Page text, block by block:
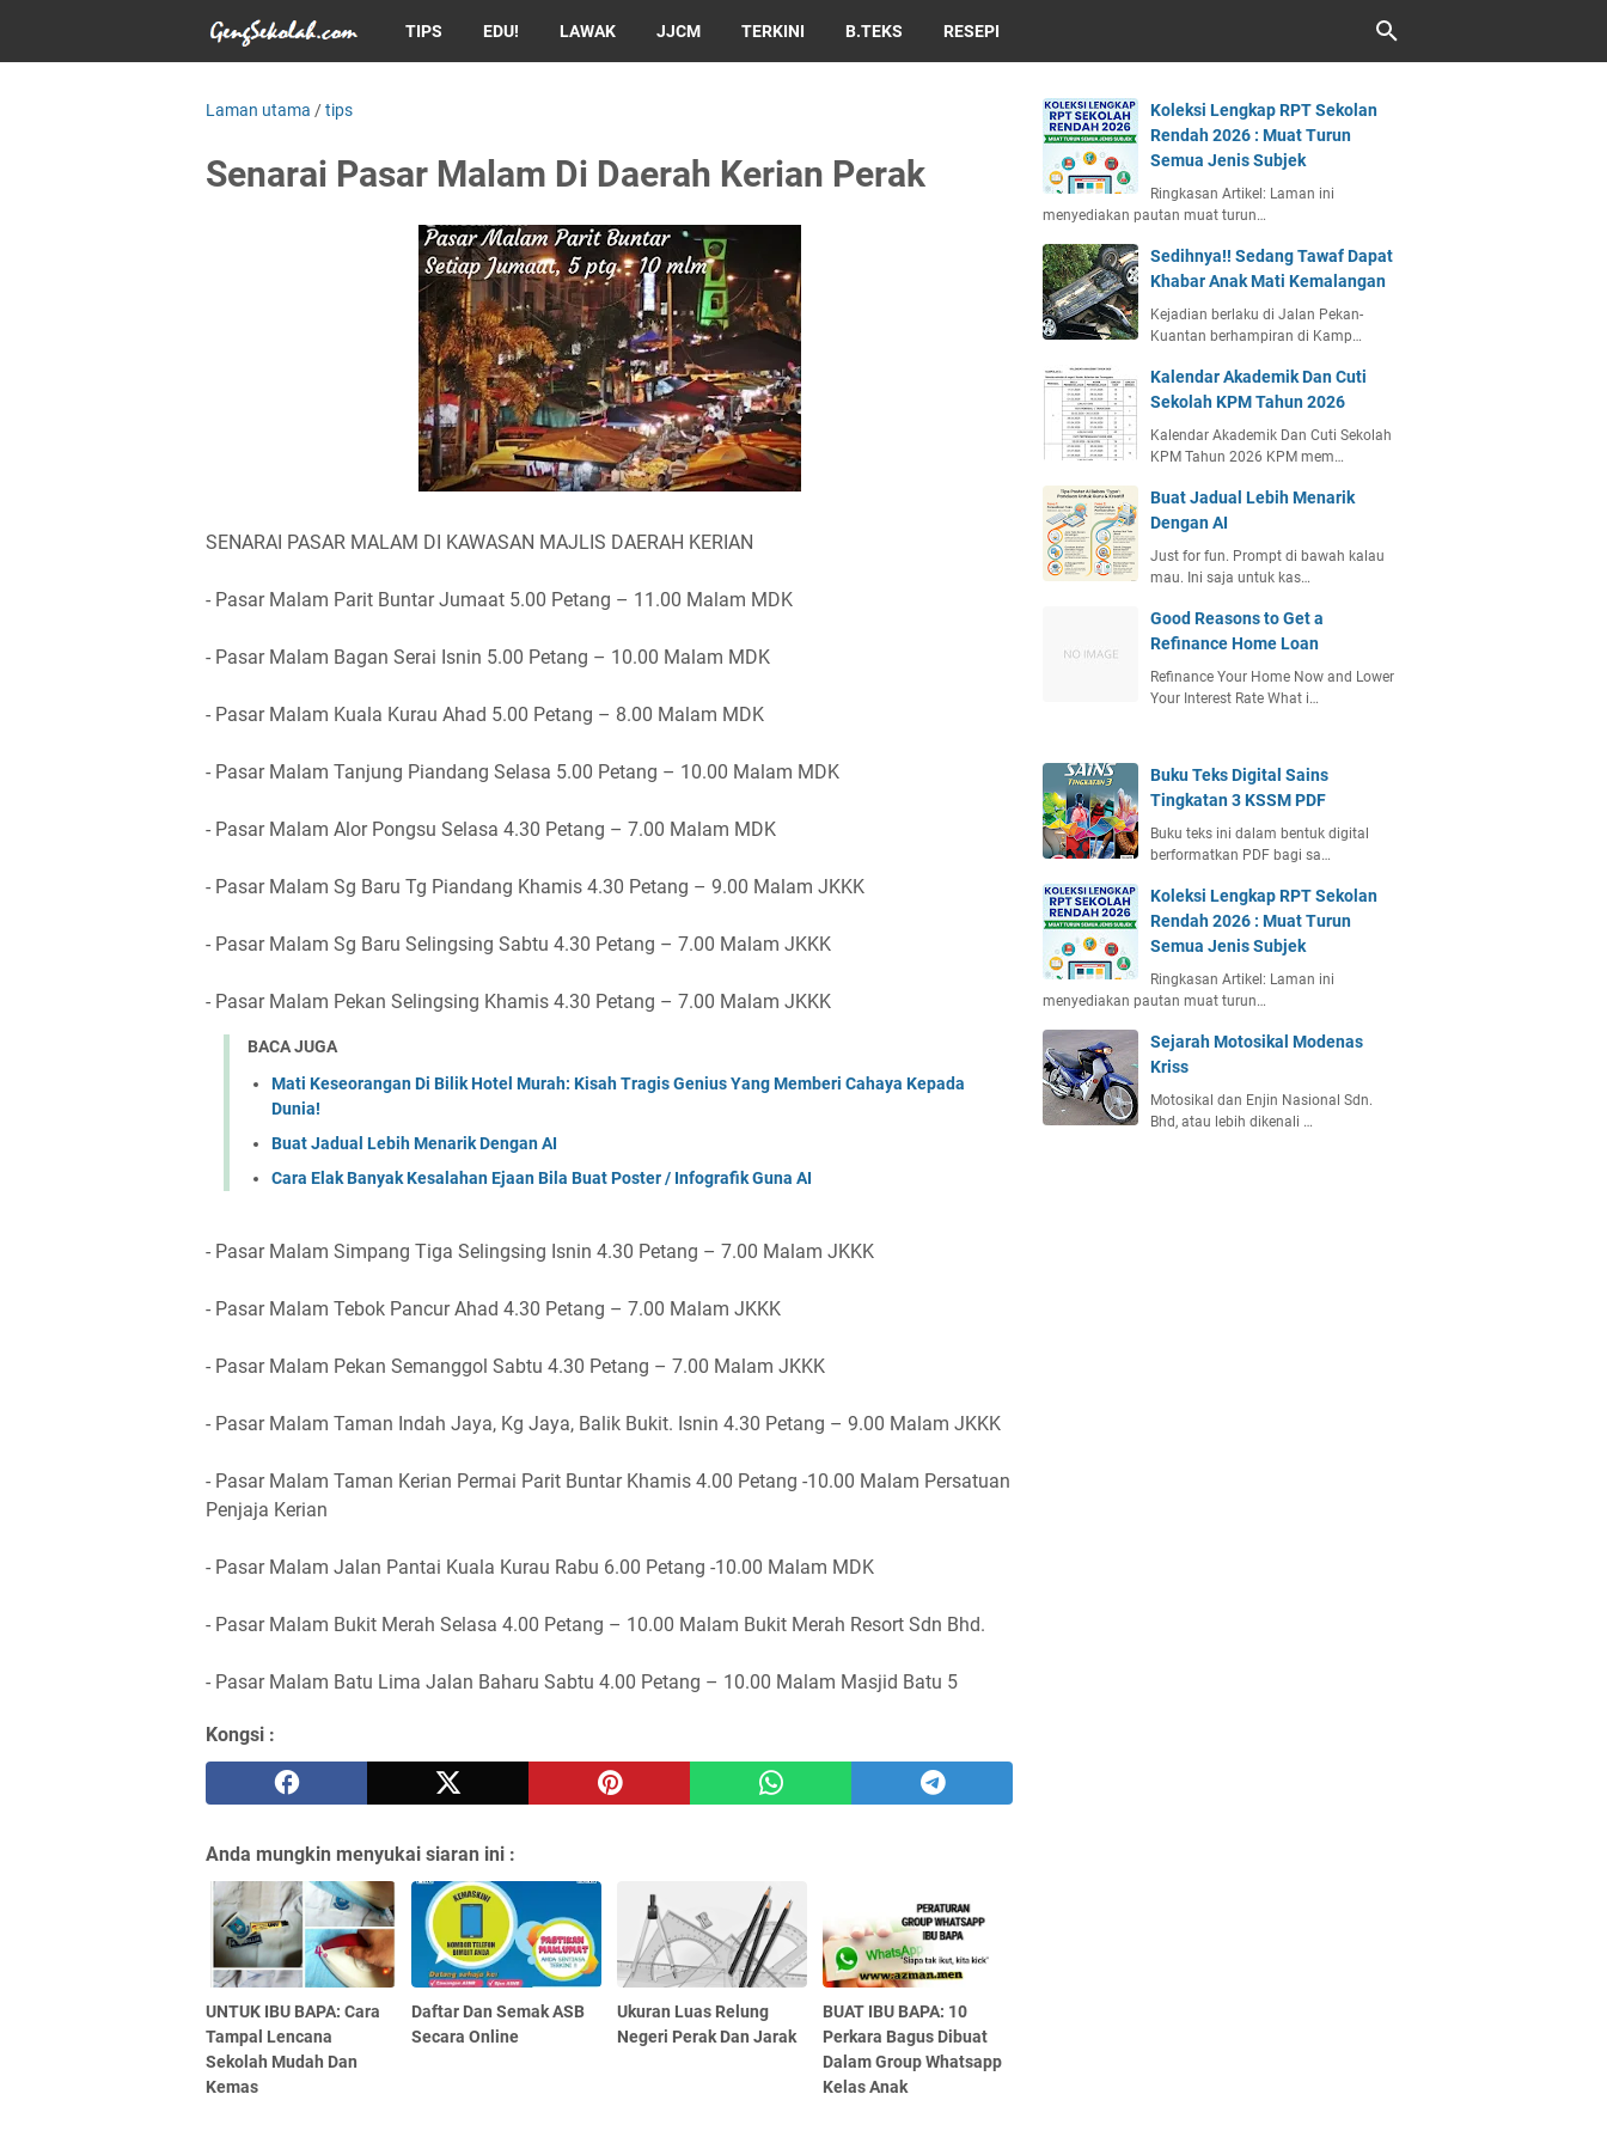
TIPS EDU! LAWAK JJCM TERKINI B.TEKS RESEPI
Laman utama /tips
Senarai Pasar Malam Di Daerah Kerian Perak
SENARAI PASAR MALAM DI KAWASAN MAJLIS DAERAH KERIAN
- Pasar Malam Parit Buntar Jumaat 5.00 Petang – 11.00 Malam MDK
- Pasar Malam Bagan Serai Isnin 5.00 Petang – 10.00 Malam MDK
- Pasar Malam Kuala Kurau Ahad 5.00 Petang – 8.00 Malam MDK
- Pasar Malam Tanjung Piandang Selasa 5.00 Petang – 10.00 Malam MDK
- Pasar Malam Alor Pongsu Selasa 4.30 Petang – 7.00 Malam MDK
- Pasar Malam Sg Baru Tg Piandang Khamis 4.30 Petang – 9.00 Malam JKKK
- Pasar Malam Sg Baru Selingsing Sabtu 4.30 Petang – 7.00 Malam JKKK
- Pasar Malam Pekan Selingsing Khamis 4.30 Petang – 7.00 Malam JKKK
BACA JUGA
Mati Keseorangan Di Bilik Hotel Murah: Kisah Tragis Genius Yang Memberi Cahaya Kepada
Dunia!
Buat Jadual Lebih Menarik Dengan AI
Cara Elak Banyak Kesalahan Ejaan Bila Buat Poster / Infografik Guna AI
- Pasar Malam Simpang Tiga Selingsing Isnin 4.30 Petang – 7.00 Malam JKKK
- Pasar Malam Tebok Pancur Ahad 4.30 Petang – 7.00 Malam JKKK
- Pasar Malam Pekan Semanggol Sabtu 4.30 Petang – 7.00 Malam JKKK
- Pasar Malam Taman Indah Jaya, Kg Jaya, Balik Bukit. Isnin 4.30 Petang – 9.00 Malam JKKK
- Pasar Malam Taman Kerian Permai Parit Buntar Khamis 4.00 Petang -10.00 Malam Persatuan
Penjaja Kerian
- Pasar Malam Jalan Pantai Kuala Kurau Rabu 6.00 Petang -10.00 Malam MDK
- Pasar Malam Bukit Merah Selasa 4.00 Petang – 10.00 Malam Bukit Merah Resort Sdn Bhd.
- Pasar Malam Batu Lima Jalan Baharu Sabtu 4.00 Petang – 10.00 Malam Masjid Batu 5
Kongsi :
Anda mungkin menyukai siaran ini :
UNTUK IBU BAPA: Cara
Tampal Lencana
Sekolah Mudah Dan
Kemas
Daftar Dan Semak ASB
Secara Online
Ukuran Luas Relung
Negeri Perak Dan Jarak
BUAT IBU BAPA: 10
Perkara Bagus Dibuat
Dalam Group Whatsapp
Kelas Anak
Koleksi Lengkap RPT Sekolan
Rendah 2026 : Muat Turun
Semua Jenis Subjek
Ringkasan Artikel: Laman ini
menyediakan pautan muat turun…
Sedihnya!! Sedang Tawaf Dapat
Khabar Anak Mati Kemalangan
Kejadian berlaku di Jalan Pekan-
Kuantan berhampiran di Kamp…
Kalendar Akademik Dan Cuti
Sekolah KPM Tahun 2026
Kalendar Akademik Dan Cuti Sekolah
KPM Tahun 2026 KPM mem…
Buat Jadual Lebih Menarik
Dengan AI
Just for fun. Prompt di bawah kalau
mau. Ini saja untuk kas…
Good Reasons to Get a
Refinance Home Loan
Refinance Your Home Now and Lower
Your Interest Rate What i…
Buku Teks Digital Sains
Tingkatan 3 KSSM PDF
Buku teks ini dalam bentuk digital
berformatkan PDF bagi sa…
Koleksi Lengkap RPT Sekolan
Rendah 2026 : Muat Turun
Semua Jenis Subjek
Ringkasan Artikel: Laman ini
menyediakan pautan muat turun…
Sejarah Motosikal Modenas
Kriss
Motosikal dan Enjin Nasional Sdn.
Bhd, atau lebih dikenali …